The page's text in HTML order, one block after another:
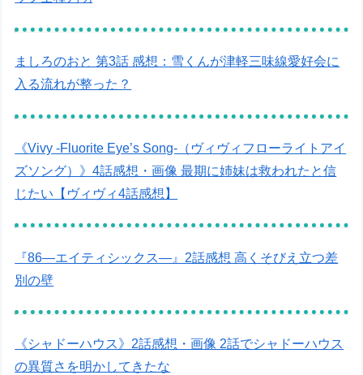
ましろのおと 第3話 感想：雪くんが津軽三味線愛好会に
入る流れが整った？
《Vivy -Fluorite Eye’s Song-（ヴィヴィフローライトアイ
ズソング）》4話感想・画像 最期に姉妹は救われたと信
じたい【ヴィヴィ4話感想】
『86―エイティシックス―』2話感想 高くそびえ立つ差
別の壁
《シャドーハウス》2話感想・画像 2話でシャドーハウス
の異質さを明かしてきたな